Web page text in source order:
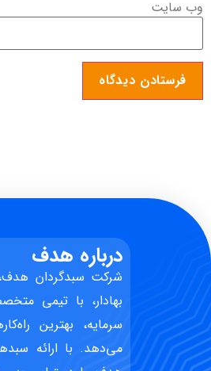
وب‌ سایت
درباره هدف
شرکت سبدگردان
بهادار، با تیمی
سرمایه، بهترین
می‌دهد. با ارائه